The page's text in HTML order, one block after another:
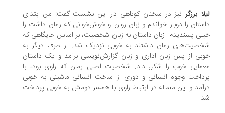
برزگرنیز در سخنان کوتاهی در این نشست گفت: من ابتدای
را دوبار خواندم و زبان روان و خوش‌خوانی که رمان داشت را
پسندیدم. زبان داستان به زبان شخصیت، بر اساس جایگاهی که
رمان داشتند به خوبی نزدیک شد. از طرف دیگر به
از پس زبان اداری و زبان گزارش‌نویسی برآمد و یک داستان
خوب را شکل داد. شخصیت اصلی رمان که راوی بود، با
وجوه انسانی و دوری از ساخت انسانی ماشینی به خوبی
و این مساله در ارتباط راوی با همسر دومش به خوبی پرداخت